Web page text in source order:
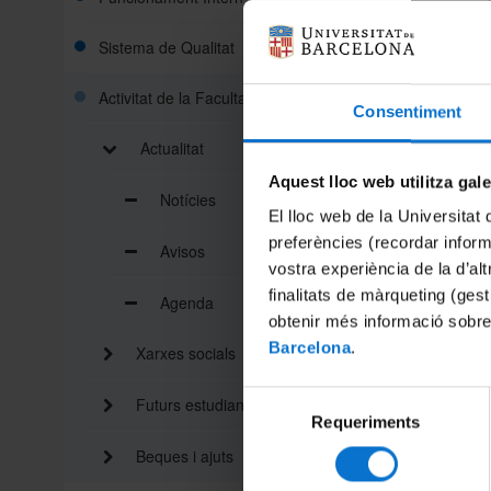
Consentiment
Aquest lloc web utilitza
El lloc web de la Universitat
preferències (recordar
vostra experiència de la
finalitats de màrqueting
obtenir més informació
Barcelona.
consentiment
Requeriments
Sistema de Qualitat
Activitat de la Facultat
Actualitat
Notícies
Avisos
Agenda
Xarxes socials
Futurs estudiants
Beques i ajuts
Salut
de la VI
mental
afectats
A la fira
salut
el